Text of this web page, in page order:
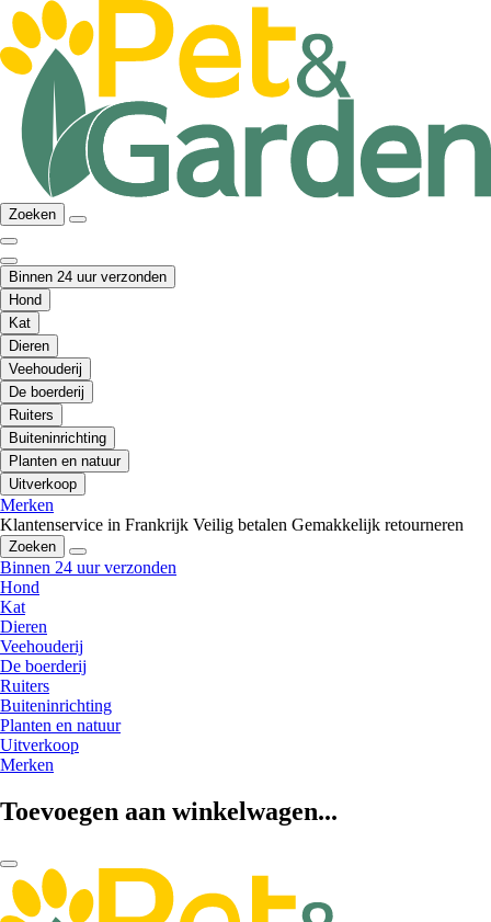
Zoeken
Binnen 24 uur verzonden
Hond
Kat
Dieren
Veehouderij
De boerderij
Ruiters
Buiteninrichting
Planten en natuur
Uitverkoop
Merken
Klantenservice in Frankrijk Veilig betalen Gemakkelijk retourneren
Zoeken
Binnen 24 uur verzonden
Hond
Kat
Dieren
Veehouderij
De boerderij
Ruiters
Buiteninrichting
Planten en natuur
Uitverkoop
Merken
Toevoegen aan winkelwagen...